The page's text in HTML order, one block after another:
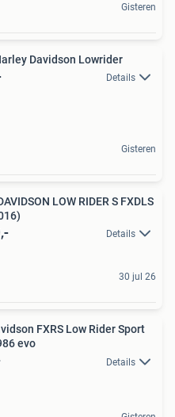
Gisteren
Davidson Lowrider
Details
Gisteren
LOW RIDER S FXDLS
Details
30 jul 26
FXRS Low Rider Sport
evo
Details